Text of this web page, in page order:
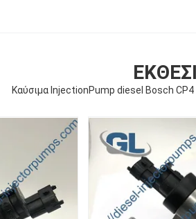
Καύσιμα InjectionPump diesel Bosch